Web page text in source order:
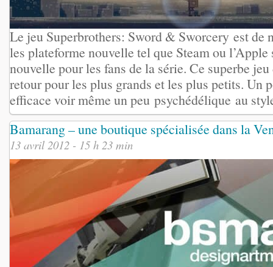
Le jeu Superbrothers: Sword & Sworcery est de
les plateforme nouvelle tel que Steam ou l’Apple
nouvelle pour les fans de la série. Ce superbe jeu
retour pour les plus grands et les plus petits. Un
efficace voir même un peu psychédélique au
Bamarang – une boutique spécialisée dans la
13 avril 2012 - 15 h 23 min